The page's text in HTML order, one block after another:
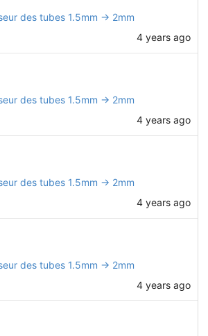
des tubes 1.5mm -> 2mm
4 years ago
des tubes 1.5mm -> 2mm
4 years ago
des tubes 1.5mm -> 2mm
4 years ago
des tubes 1.5mm -> 2mm
4 years ago